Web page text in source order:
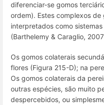
diferenciar-se gomos
ordem). Estes complexos de
interpretados como
(Barthelemy & Caraglio,
Os gomos colaterais
flores (Figura 215-D); na
Os gomos colaterais da
outras espécies, são muito
despercebidos, ou